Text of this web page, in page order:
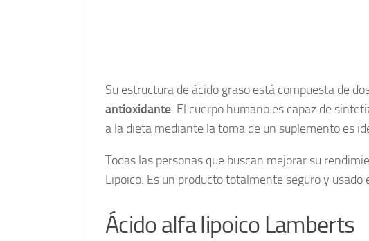
Su estructura de ácido graso está compuesta de
antioxidante. El cuerpo humano es capaz de
a la dieta mediante la toma de un suplemento es
Todas las personas que buscan mejorar su
Lipoico. Es un producto totalmente seguro y
Ácido alfa lipoico Lamberts